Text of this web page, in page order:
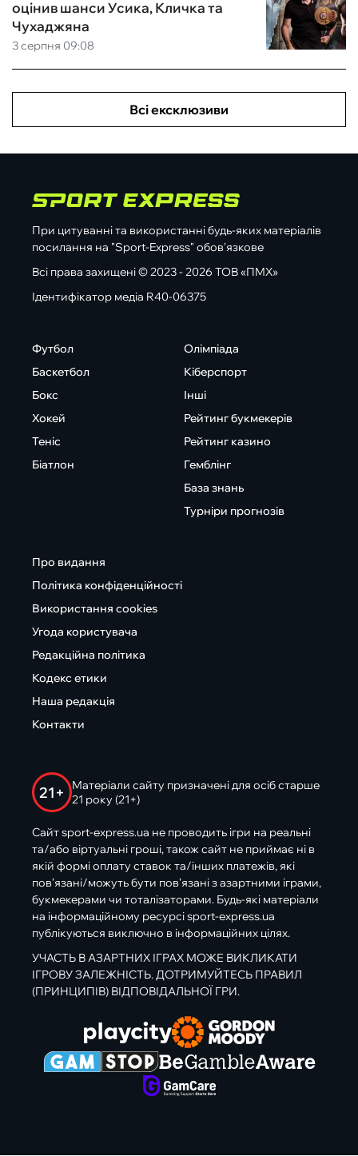
3 серпня 09:08
оцінив шанси Усика, Кличка та
Чухаджяна
Всі ексклюзиви
При цитуванні та використанні будь-яких матеріалів
посилання на "Sport-Express" обов'язкове
Всі права захищені © 2023 - 2026 ТОВ «ПМХ»
Ідентифікатор медіа R40-06375
Футбол
Баскетбол
Бокс
Хокей
Теніс
Біатлон
Олімпіада
Кіберспорт
Інші
Рейтинг букмекерів
Рейтинг казино
Гемблінг
База знань
Турніри прогнозів
Про видання
Політика конфіденційності
Використання cookies
Угода користувача
Редакційна політика
Кодекс етики
Наша редакція
Контакти
21+
Матеріали сайту призначені для осіб старше
21 року (21+)
Сайт sport-express.ua не проводить ігри на реальні
та/або віртуальні гроші, також сайт не приймає ні в
якій формі оплату ставок та/інших платежів, які
пов’язані/можуть бути пов’язані з азартними іграми,
букмекерами чи тоталізаторами. Будь-які матеріали
на інформаційному ресурсі sport-express.ua
публікуються виключно в інформаційних цілях.
УЧАСТЬ В АЗАРТНИХ ІГРАХ МОЖЕ ВИКЛИКАТИ
ІГРОВУ ЗАЛЕЖНІСТЬ. ДОТРИМУЙТЕСЬ ПРАВИЛ
(ПРИНЦИПІВ) ВІДПОВІДАЛЬНОЇ ГРИ.